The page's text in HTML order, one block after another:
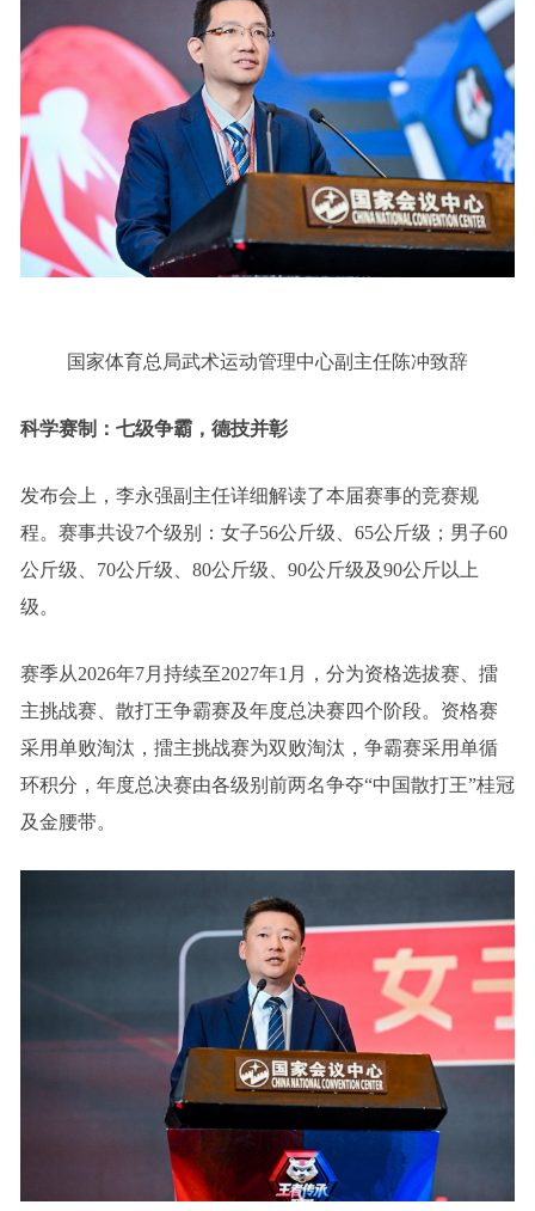
国家体育总局武术运动管理中心副主任陈冲致辞
科学赛制：七级争霸，德技并彰
发布会上，李永强副主任详细解读了本届赛事的竞赛规
程。赛事共设7个级别：女子56公斤级、65公斤级；男子60
公斤级、70公斤级、80公斤级、90公斤级及90公斤以上
级。
赛季从2026年7月持续至2027年1月，分为资格选拔赛、擂
主挑战赛、散打王争霸赛及年度总决赛四个阶段。资格赛
采用单败淘汰，擂主挑战赛为双败淘汰，争霸赛采用单循
环积分，年度总决赛由各级别前两名争夺“中国散打王”桂冠
及金腰带。